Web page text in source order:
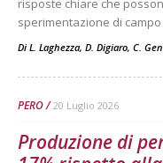
risposte chiare che
sperimentazione di campo
Di L. Laghezza, D. Digiaro, C.
PERO 20 Luglio 2026
Produzione di